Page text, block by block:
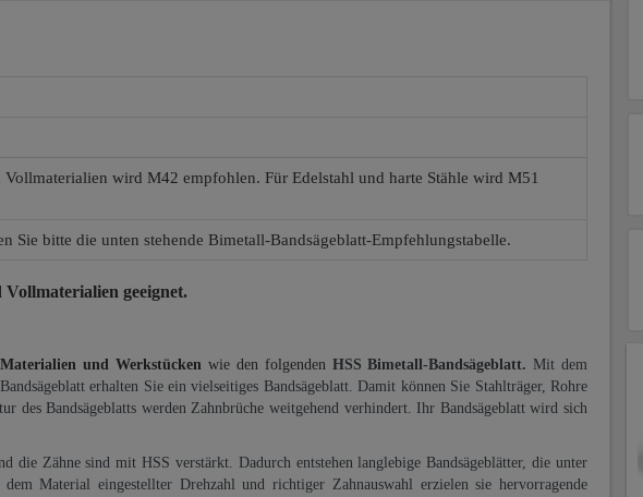
wird M42 empfohlen. Für Edelstahl und harte Stähle wird M51
Sie bitte die unten stehende Bimetall-Bandsägeblatt-Empfehlungstabelle.
geeignet.
und Werkstücken wie den folgenden HSS Bimetall-Bandsägeblatt. Mit dem
erhalten Sie ein vielseitiges Bandsägeblatt. Damit können Sie Stahlträger, Rohre
des Bandsägeblatts werden Zahnbrüche weitgehend verhindert. Ihr Bandsägeblatt wird sich
die Zähne sind mit HSS verstärkt. Dadurch entstehen langlebige Bandsägeblätter, die unter
Material eingestellter Drehzahl und richtiger Zahnauswahl erzielen sie hervorragende